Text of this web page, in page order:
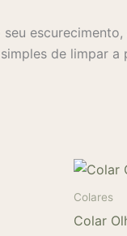
de limpar a
Colares
Colar